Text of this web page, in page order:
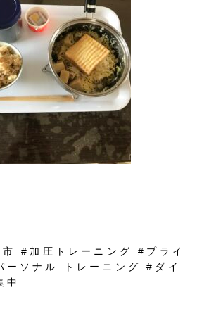
# 加圧トレーニング # プライ
ーソナル トレーニング # ダイ
中